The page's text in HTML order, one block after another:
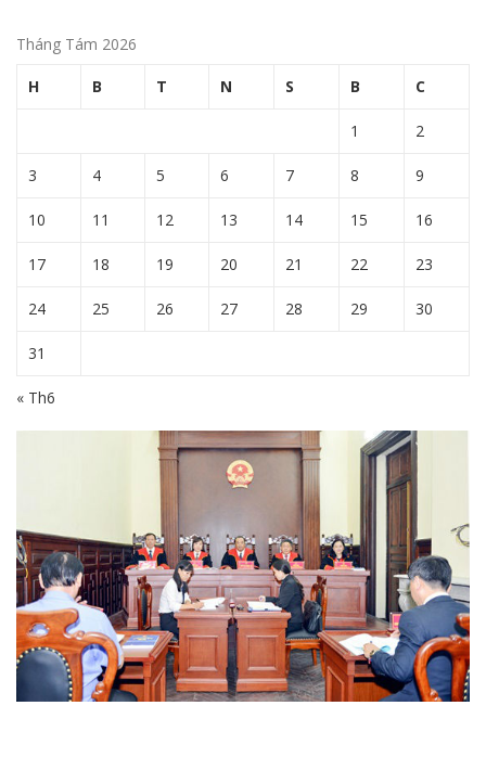
Tháng Tám 2026
H B T N S B C
1 2
3 4 5 6 7 8 9
10 11 12 13 14 15 16
17 18 19 20 21 22 23
24 25 26 27 28 29 30
31
« Th6